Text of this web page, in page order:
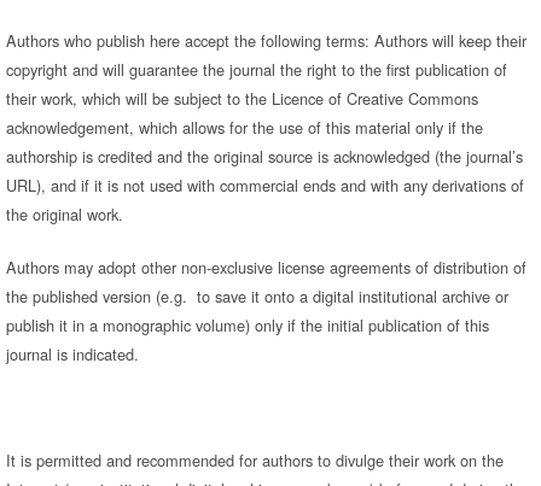
Authors who publish here accept the following terms: Authors will keep their
copyright and will guarantee the journal the right to the first publication of
their work, which will be subject to the Licence of Creative Commons
acknowledgement, which allows for the use of this material only if the
authorship is credited and the original source is acknowledged (the journal’s
URL), and if it is not used with commercial ends and with any derivations of
the original work.
Authors may adopt other non-exclusive license agreements of distribution of
the published version (e.g. to save it onto a digital institutional archive or
publish it in a monographic volume) only if the initial publication of this
journal is indicated.
It is permitted and recommended for authors to divulge their work on the